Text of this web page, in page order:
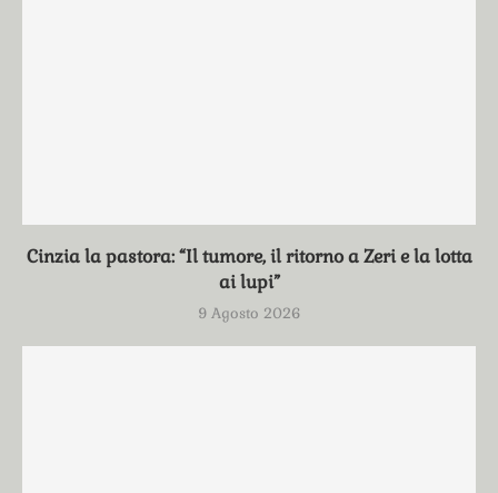
Cinzia la pastora: “Il tumore, il ritorno a Zeri e la lotta
ai lupi”
9 Agosto 2026